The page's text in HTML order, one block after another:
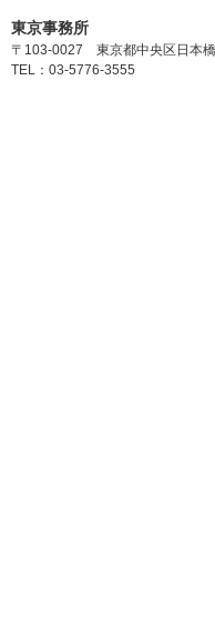
東京事務所
〒103-0027 東京都中央区日本
TEL：03-5776-3555